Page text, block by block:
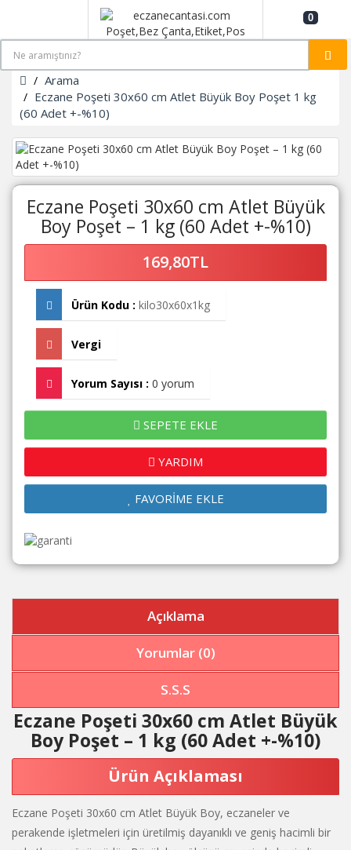
0
Arama
Eczane Poşeti 30x60 cm Atlet Büyük Boy Poşet 1 kg
(60 Adet +-%10)
Eczane Poşeti 30x60 cm Atlet Büyük
Boy Poşet – 1 kg (60 Adet +-%10)
169,80TL
Ürün Kodu : kilo30x60x1kg
Vergi
Yorum Sayısı : 0 yorum
SEPETE EKLE
YARDIM
FAVORİME EKLE
Açıklama
Yorumlar (0)
S.S.S
Eczane Poşeti 30x60 cm Atlet Büyük
Boy Poşet – 1 kg (60 Adet +-%10)
Ürün Açıklaması
Eczane Poşeti 30x60 cm Atlet Büyük Boy, eczaneler ve
perakende işletmeleri için üretilmiş dayanıklı ve geniş hacimli bir